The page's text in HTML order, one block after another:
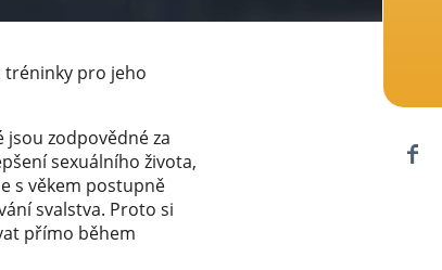
tréninky pro jeho
zodpovědné za
sexuálního života,
s věkem postupně
svalstva. Proto si
přímo během